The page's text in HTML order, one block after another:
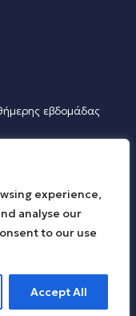
experience,
analyse our
to our use
Accept All
εβδομάδας
Πολιτών: